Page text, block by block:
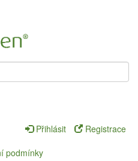
Přihlásit
Registrace
podmínky